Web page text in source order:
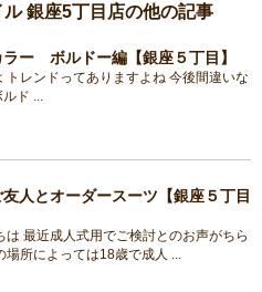
銀座5丁目店の他の記事
ー ボルドー編【銀座５丁目】
トレンドってありますよね 今後間違いな
ド ...
人とオーダースーツ【銀座５丁目
は 最近成人式用でご検討とのお声がちら
所によっては18歳で成人 ...